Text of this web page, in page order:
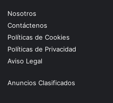
Nosotros
Contáctenos
Políticas de Cookies
Políticas de Privacidad
Aviso Legal
Anuncios Clasificados